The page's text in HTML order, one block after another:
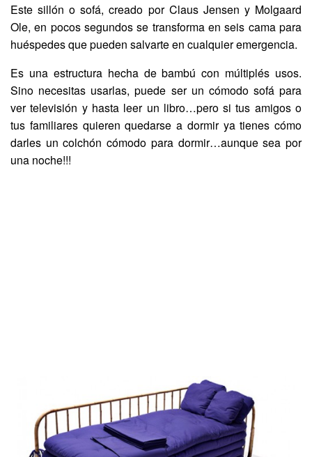
Este sillón o sofá, creado por Claus Jensen y Molgaard
Ole, en pocos segundos se transforma en seis cama para
huéspedes que pueden salvarte en cualquier emergencia.
Es una estructura hecha de bambú con múltiplés usos.
Sino necesitas usarlas, puede ser un cómodo sofá para
ver televisión y hasta leer un libro…pero si tus amigos o
tus familiares quieren quedarse a dormir ya tienes cómo
darles un colchón cómodo para dormir…aunque sea por
una noche!!!